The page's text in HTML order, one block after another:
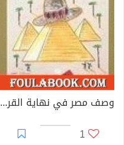
وصف مصر في نهاية القرن العشرين
1